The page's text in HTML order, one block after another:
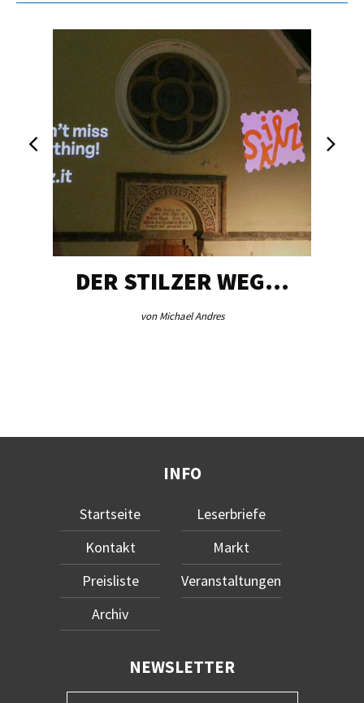
DER STILZER WEG…
von Michael Andres
INFO
Startseite
Kontakt
Preisliste
Archiv
Leserbriefe
Markt
Veranstaltungen
NEWSLETTER